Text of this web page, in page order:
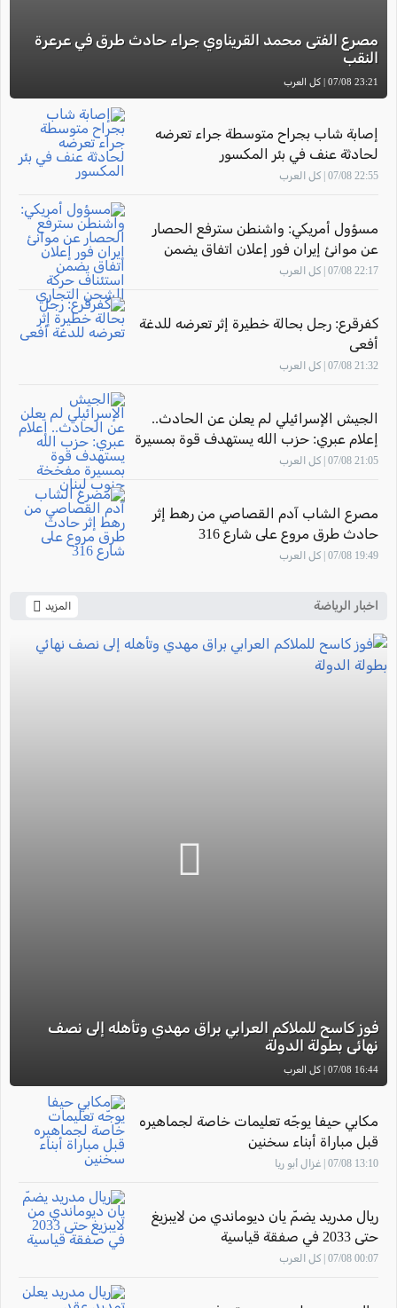
مصرع الفتى محمد القريناوي جراء حادث طرق في عرعرة
النقب
23:21 07/08 | كل العرب
إصابة شاب بجراح متوسطة جراء تعرضه
لحادثة عنف في بئر المكسور
22:55 07/08 | كل العرب
مسؤول أمريكي: واشنطن سترفع الحصار
عن موانئ إيران فور إعلان اتفاق يضمن
استئناف حركة الشحن التجاري
22:17 07/08 | كل العرب
كفرقرع: رجل بحالة خطيرة إثر تعرضه للدغة
أفعى
21:32 07/08 | كل العرب
الجيش الإسرائيلي لم يعلن عن الحادث..
إعلام عبري: حزب الله يستهدف قوة بمسيرة
مفخخة جنوب لبنان
21:05 07/08 | كل العرب
مصرع الشاب آدم القصاصي من رهط إثر
حادث طرق مروع على شارع 316
19:49 07/08 | كل العرب
اخبار الرياضة المزيد
فوز كاسح للملاكم العرابي براق مهدي وتأهله إلى نصف
نهائي بطولة الدولة
16:44 07/08 | كل العرب
مكابي حيفا يوجّه تعليمات خاصة لجماهيره
قبل مباراة أبناء سخنين
13:10 07/08 | غزال أبو ريا
ريال مدريد يضمّ يان ديوماندي من لايبزيغ
حتى 2033 في صفقة قياسية
00:07 07/08 | كل العرب